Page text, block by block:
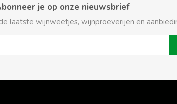
je op onze nieuwsbrief
laatste wijnweetjes, wijnproeverijen en